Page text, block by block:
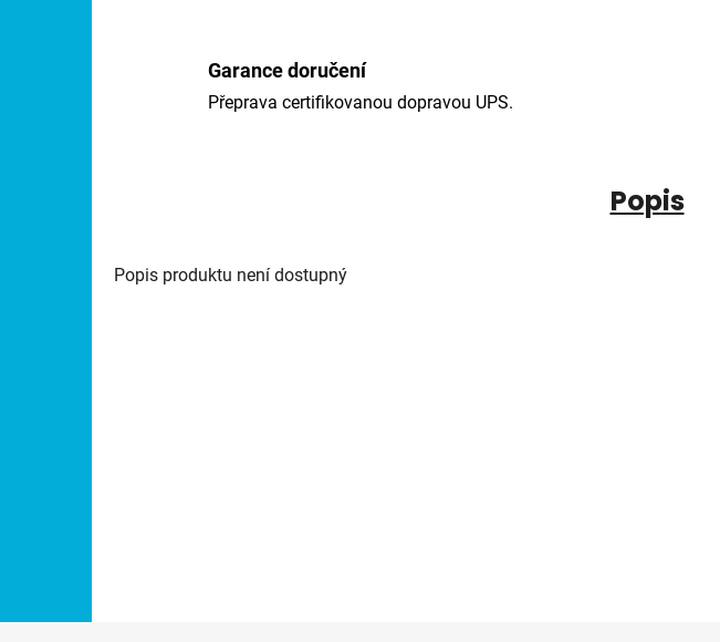
Garance doručení
Přeprava certifikovanou dopravou UPS.
Popis
Popis produktu není dostupný